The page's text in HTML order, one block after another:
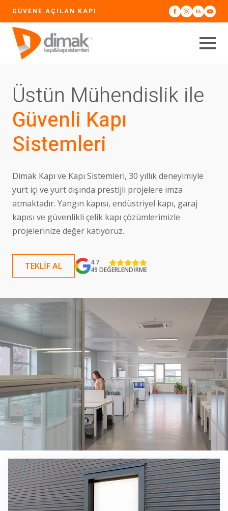
GÜVENE AÇILAN KAPI
Üstün Mühendislik ile
Güvenli Kapı
Sistemleri
Dimak Kapı ve Kapı Sistemleri, 30 yıllık deneyimiyle
yurt içi ve yurt dışında prestijli projelere imza
atmaktadır. Yangın kapısı, endüstriyel kapı, garaj
kapısı ve güvenlikli çelik kapı çözümlerimizle
projelerinize değer katıyoruz.
TEKLIF AL
4.7
49 DEĞERLENDIRME